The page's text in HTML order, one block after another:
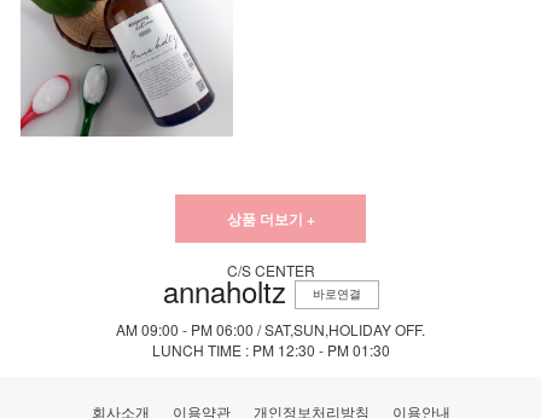
상품 더보기 +
C/S CENTER
annaholtz 바로연결
AM 09:00 - PM 06:00 / SAT,SUN,HOLIDAY OFF.
LUNCH TIME : PM 12:30 - PM 01:30
회사소개 이용약관 개인정보처리방침 이용안내